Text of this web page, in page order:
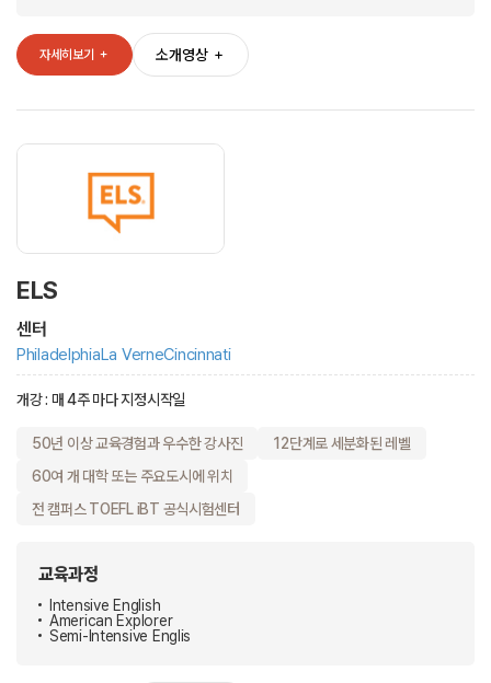
자세히보기 ＋ 소개영상 ＋
ELS
센터
PhiladelphiaLa VerneCincinnati
개강 : 매 4주 마다 지정시작일
50년 이상 교육경험과 우수한 강사진
12단계로 세분화된 레벨
60여 개 대학 또는 주요도시에 위치
전 캠퍼스 TOEFL iBT 공식시험센터
교육과정
Intensive English
American Explorer
Semi-Intensive Englis